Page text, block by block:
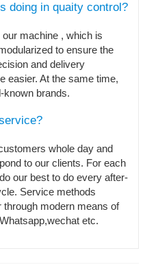
doing in quaity control?
machine , which is
to ensure the
and delivery
easier. At the same time,
known brands.
whole day and
to our clients. For each
our best to do every after-
Service methods
modern means of
etc.